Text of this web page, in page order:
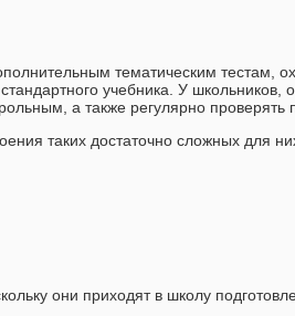
тематическим тестам,
учебника. У школьников,
а также регулярно
таких достаточно сложных для
они приходят в школу